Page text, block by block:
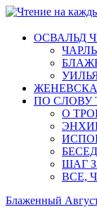
ОСВАЛЬД
ПО СЛОВУ
О
ШАГ
ВСЕ,
Блаженный